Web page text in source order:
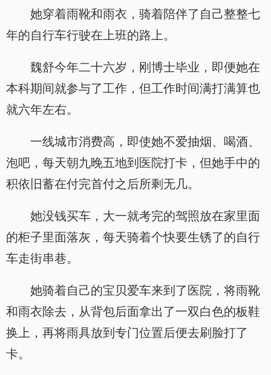
她穿着雨靴和雨衣，骑着陪伴了自己整整七
年的自行车行驶在上班的路上。
魏舒今年二十六岁，刚博士毕业，即便她在
本科期间就参与了工作，但工作时间满打满算也
就六年左右。
一线城市消费高，即使她不爱抽烟、喝酒、
泡吧，每天朝九晚五地到医院打卡，但她手中的
积依旧蓄在付完首付之后所剩无几。
她没钱买车，大一就考完的驾照放在家里面
的柜子里面落灰，每天骑着个快要生锈了的自行
车走街串巷。
她骑着自己的宝贝爱车来到了医院，将雨靴
和雨衣除去，从背包后面拿出了一双白色的板鞋
换上，再将雨具放到专门位置后便去刷脸打了
卡。